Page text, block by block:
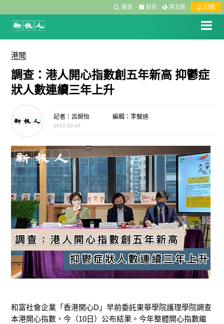
搜尋 · 封存 · 英文版 · 訂閱
港聞
調查：港人開心指數創五年新高 抑鬱症
狀人數連續三年上升
記者：呂婉怡 編輯：李駿迪
2022-10-10
和富社會企業「香港開心D」早前委託東華學院護理學院調查
本港開心指數，今（10日）公布結果。今年整體開心指數繼